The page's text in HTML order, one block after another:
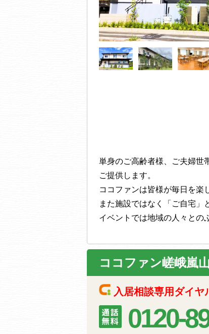
単身のご高齢者様、ご夫婦世
ご提供します。
ココファンは皆様が毎日を楽
また施設ではなく「ご自宅」
イベントでは地域の人々との
ココファン嵯峨嵐
入居相談専用ダイヤ
0120-